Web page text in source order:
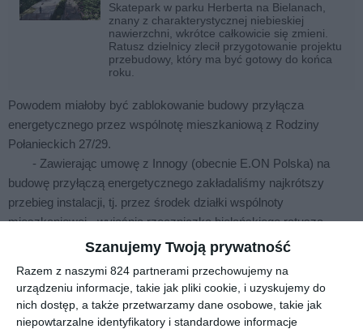
Szanujemy Twoją prywatność
Razem z naszymi 824 partnerami przechowujemy na
urządzeniu informacje, takie jak pliki cookie, i uzyskujemy do
nich dostęp, a także przetwarzamy dane osobowe, takie jak
niepowtarzalne identyfikatory i standardowe informacje
Skatepark w parku Herberta na Bielanach,
znany z charakterystycznej niebieskiej
nawierzchni, wkrótce całkowicie się zmieni.
Ratusz dzielnicy zlecił przygotowanie projektu
przebudowy, który ma być gotowy do końca
roku.
Powodem miałoby być zablokowanie budowy przyłącza
energetycznego przez wspólnotę mieszkaniową z Rodziny
Połanieckich 27/29.
- Zawierając umowę z Innogy (obecnie E.ON Polska) na
budowę przyłączą energetycznego zakładaliśmy najkrótszy
przebieg instalacji, tj. przez środek działki wspólnoty
mieszkaniowej - wyjaśnia rzeczniczka bielańskiego ratusza
Magdalena Borek.
proponowany przebieg kabla. Urzędnicy wymyślili inny wariant,
przewidujący poprowadzenie przyłącza przez obrzeża prywatnej
nieruchomości, do bardziej oddalonej podrozdzielni. Taka wersja